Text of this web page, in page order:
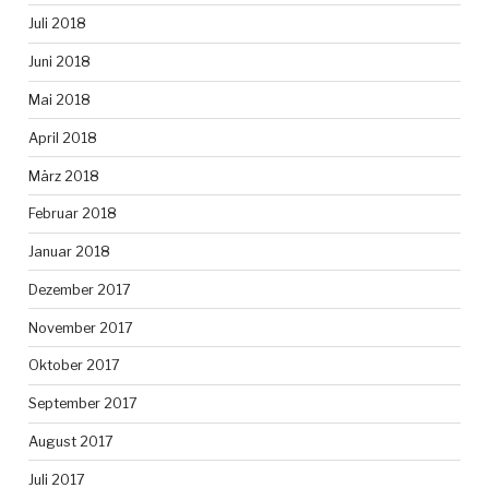
Juli 2018
Juni 2018
Mai 2018
April 2018
März 2018
Februar 2018
Januar 2018
Dezember 2017
November 2017
Oktober 2017
September 2017
August 2017
Juli 2017